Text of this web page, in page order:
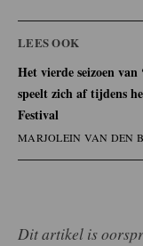
LEES OOK
Het vierde seizoen
speelt zich af tijdens
Festival
MARJOLEIN VAN DEN
Dit artikel is